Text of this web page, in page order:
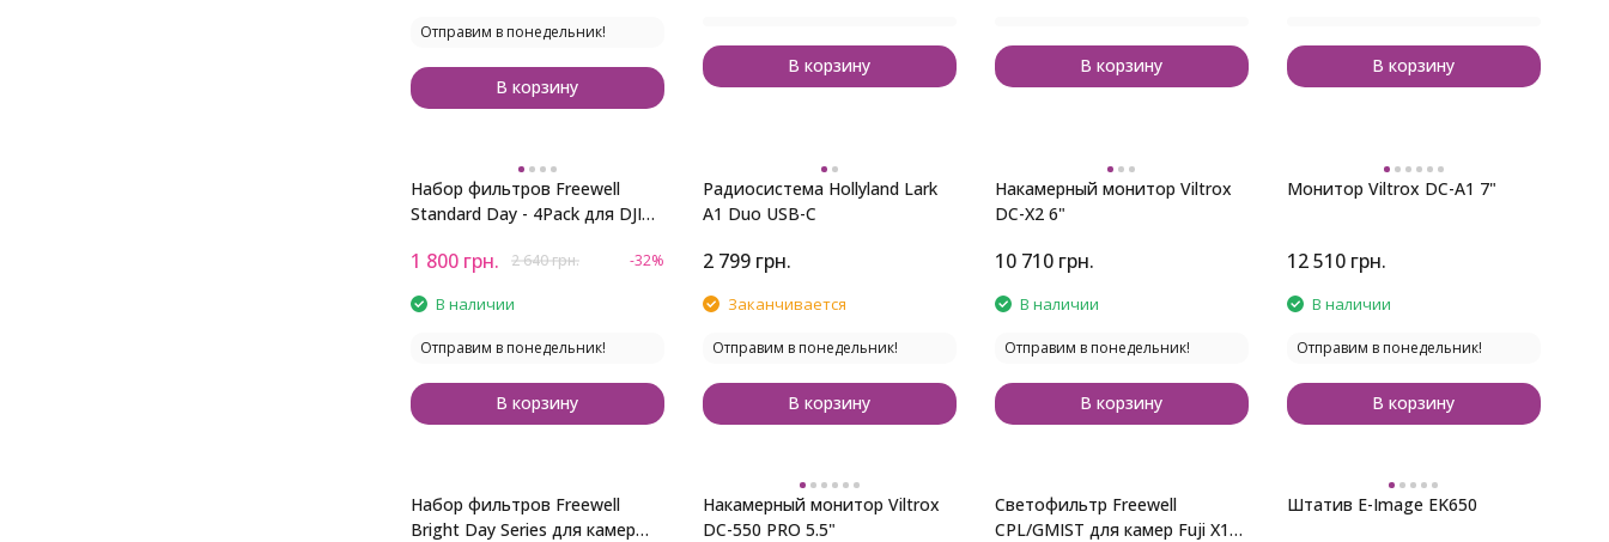
Отправим в понедельник!
В корзину
В корзину В корзину В корзину
Набор фильтров Freewell
Standard Day - 4Pack для DJI
1 800 грн. 2 640грн. -32%
В наличии
Отправим в понедельник!
В корзину
Радиосистема Hollyland Lark
A1 Duo USB-C
2 799 грн.
Заканчивается
Отправим в понедельник!
В корзину
Накамерный монитор Viltrox
DC-X2 6"
10 710 грн.
В наличии
Отправим в понедельник!
В корзину
Монитор Viltrox DC-A1 7"
12 510 грн.
В наличии
Отправим в понедельник!
В корзину
Набор фильтров Freewell
Bright Day Series для камер
Накамерный монитор Viltrox
DC-550 PRO 5.5"
Светофильтр Freewell
CPL/GMIST для камер Fuji X100
Штатив E-Image EK650